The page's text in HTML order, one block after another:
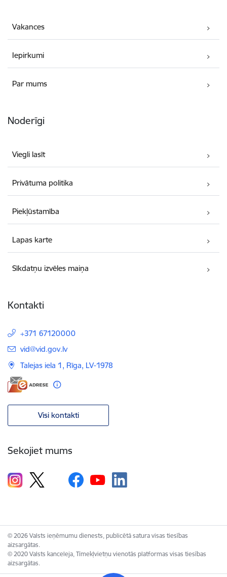
Vakances
Iepirkumi
Par mums
Noderīgi
Viegli lasīt
Privātuma politika
Piekļūstamība
Lapas karte
Sīkdatņu izvēles maiņa
Kontakti
+371 67120000
E-pasts:
vid@vid.gov.lv
Talejas iela 1, Rīga, LV-1978
Visi kontakti
Sekojiet mums
© 2026 Valsts ieņēmumu dienests, publicētā satura visas tiesības
aizsargātas.
© 2020 Valsts kanceleja, Tīmekļvietņu vienotās platformas visas tiesības
aizsargātas.